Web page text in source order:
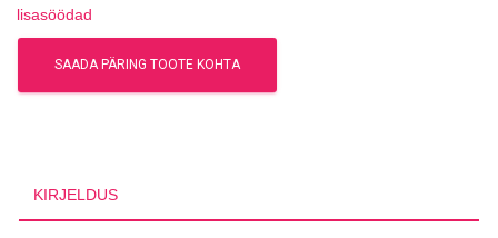
lisasöödad
SAADA PÄRING TOOTE KOHTA
KIRJELDUS